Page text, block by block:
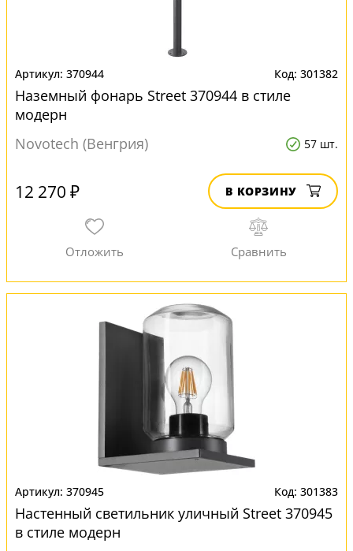
370944 301382
Наземный фонарь Street 370944 в стиле
модерн
Novotech (Венгрия)
57 шт.
12 270 ₽ В КОРЗИНУ
370945 301383
Настенный светильник уличный Street 370945
в стиле модерн